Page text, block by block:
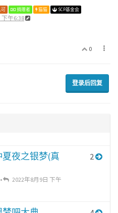
可 捐赠者 猫猫
SCP基金会
下午6:38
0
登录后回复
夏夜之银梦(真
•
2022年8月9日 下午
2